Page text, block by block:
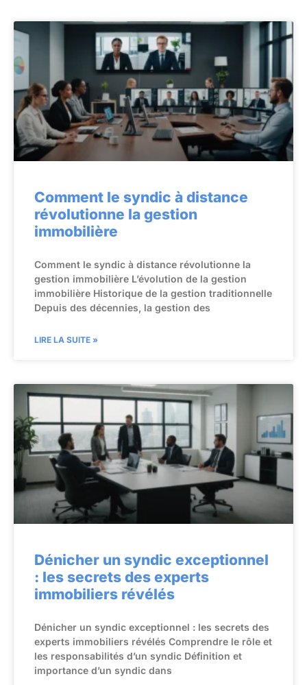
Comment le syndic à distance
révolutionne la gestion
immobilière
Comment le syndic à distance révolutionne la
gestion immobilière L’évolution de la gestion
immobilière Historique de la gestion traditionnelle
Depuis des décennies, la gestion des
LIRE LA SUITE »
Dénicher un syndic exceptionnel
: les secrets des experts
immobiliers révélés
Dénicher un syndic exceptionnel : les secrets des
experts immobiliers révélés Comprendre le rôle et
les responsabilités d’un syndic Définition et
importance d’un syndic dans